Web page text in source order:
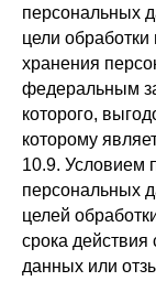
персональных
цели
хранения
федеральным
которого,
которому
10.9. Условием
персональных
целей
срока действия
данных или